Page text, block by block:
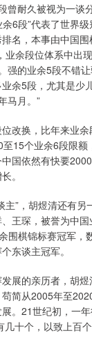
耐久被视为一谈
6段”代表了世界
名，本事由中国
业余段位体系中
强的业余5段不错
余5段，尤其是少
马月。”
换，比年来业余
15个业余6段限额
国依然有快要
。
”，胡煜清还有另
王琛，被誉为中国
围棋锦标赛冠军，
东谈主冠军。
的亲历者，胡煜
简从2005年至
。21世纪初，一
十个，以致上百个